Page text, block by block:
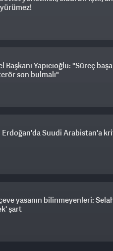
Başkanı Yapıcıoğlu: "Süreç
son bulmalı"
Erdoğan'da Suudi Arabistan'a
yasanın bilinmeyenleri:
şart